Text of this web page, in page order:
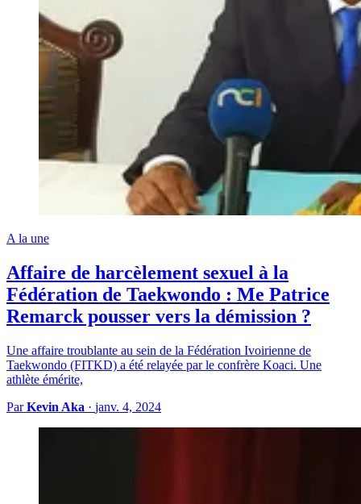
A la une
Affaire de harcèlement sexuel à la
Fédération de Taekwondo : Me Patrice
Remarck pousser vers la démission ?
Une affaire troublante au sein de la Fédération Ivoirienne de
Taekwondo (FITKD) a été relayée par le confrère Koaci. Une
athlète émérite,
ParKevin Aka · janv. 4, 2024